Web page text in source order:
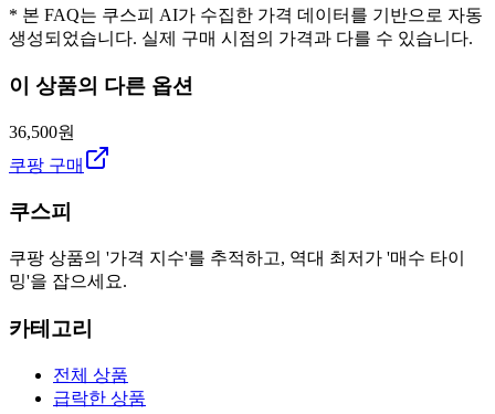
* 본 FAQ는 쿠스피 AI가 수집한 가격 데이터를 기반으로 자동
생성되었습니다. 실제 구매 시점의 가격과 다를 수 있습니다.
이 상품의 다른 옵션
36,500원
쿠팡 구매
쿠스피
쿠팡 상품의 '가격 지수'를 추적하고, 역대 최저가 '매수 타이
밍'을 잡으세요.
카테고리
전체 상품
급락한 상품